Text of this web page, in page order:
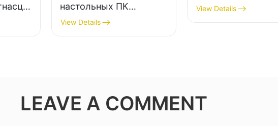
настольных ПК
ESGAMING магутнасцю
550 Вт высокай якасці
View Details
View Details
LEAVE A COMMENT